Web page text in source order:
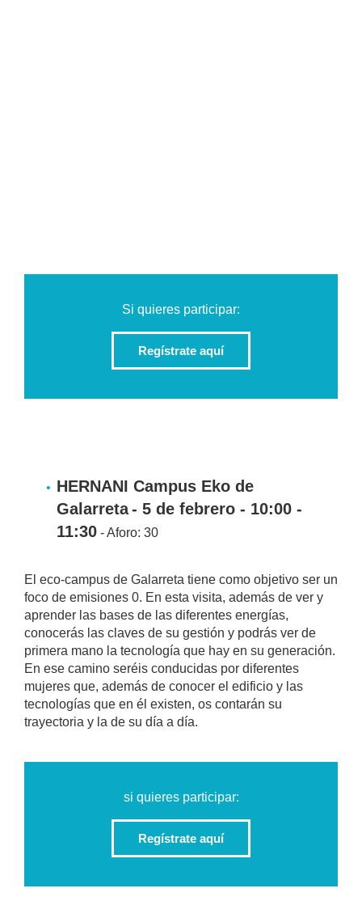
Si quieres participar:
Regístrate aquí
HERNANI Campus Eko de
Galarreta- 5 de febrero - 10:00 -
11:30 - Aforo: 30
El eco-campus de Galarreta tiene como objetivo ser un
foco de emisiones 0. En esta visita, además de ver y
aprender las bases de las diferentes energías,
conocerás las claves de su gestión y podrás ver de
primera mano la tecnología que hay en su generación.
En ese camino seréis conducidas por diferentes
mujeres que, además de conocer el edificio y las
tecnologías que en él existen, os contarán su
trayectoria y la de su día a día.
si quieres participar:
Regístrate aquí